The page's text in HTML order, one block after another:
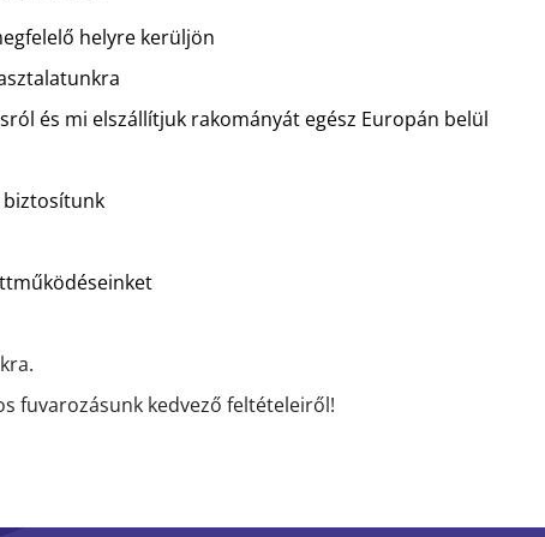
helyre kerüljön
és mi elszállítjuk rakományát egész Europán belül
biztosítunk
fuvarozásunk kedvező feltételeiről!